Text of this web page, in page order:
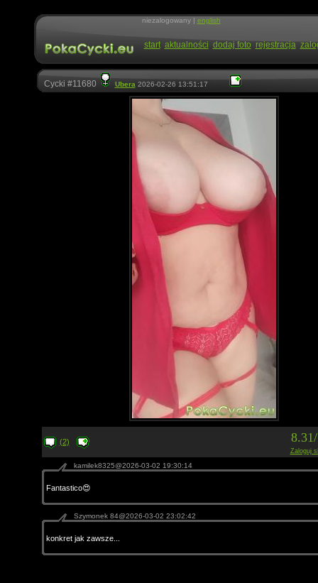
niezalogowany | english
start aktualności dodaj foto rejestracja
Cycki #11680 Ubera 2026-02-26 13:51:17
(2)
Zaloguj
kamilek8325@2026-03-02 19:30:14
Fantastico😍
Szymonek 84@2026-03-02 23:02:42
konkret jak zawsze...